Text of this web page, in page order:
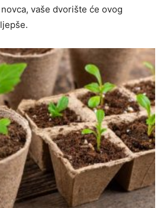
vaše dvorište će ovog